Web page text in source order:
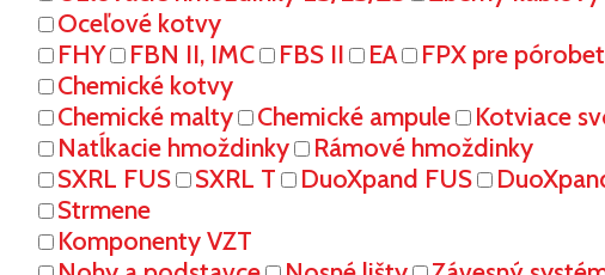
Oceľové kotvy
FHY
FBN II, IMC FBS II EA FPX pre
Chemické kotvy
Chemické malty
Chemické ampule Kotviace
Natĺkacie hmoždinky
Rámové hmoždinky
SXRL FUS
SXRL T DuoXpand FUS
Strmene
Komponenty VZT